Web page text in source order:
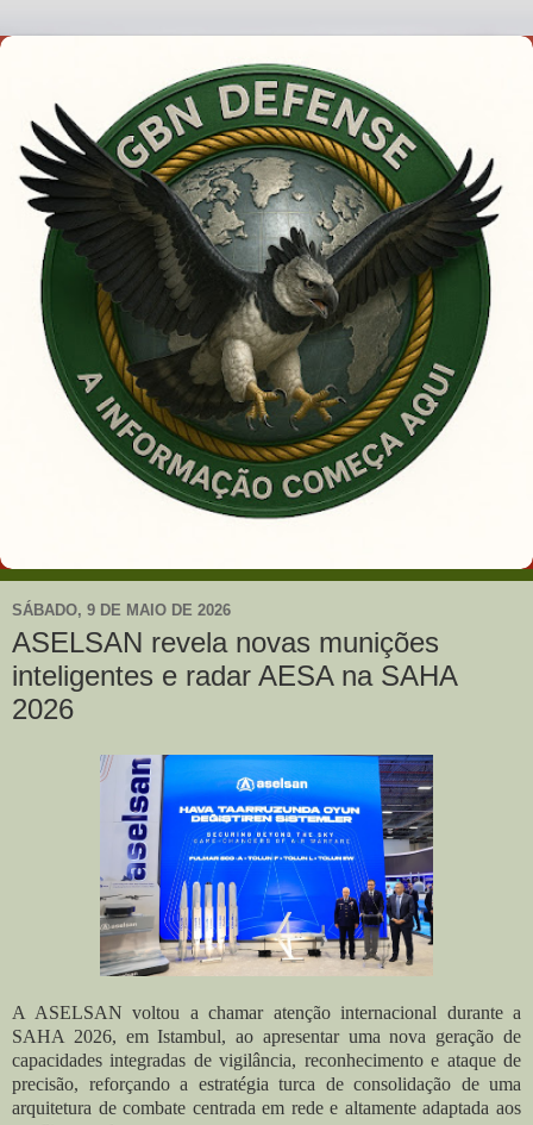
SÁBADO, 9 DE MAIO DE 2026
ASELSAN revela novas munições
inteligentes e radar AESA na SAHA
2026
A ASELSAN voltou a chamar atenção internacional durante a
SAHA 2026, em Istambul, ao apresentar uma nova geração de
capacidades integradas de vigilância, reconhecimento e ataque de
precisão, reforçando a estratégia turca de consolidação de uma
arquitetura de combate centrada em rede e altamente adaptada aos